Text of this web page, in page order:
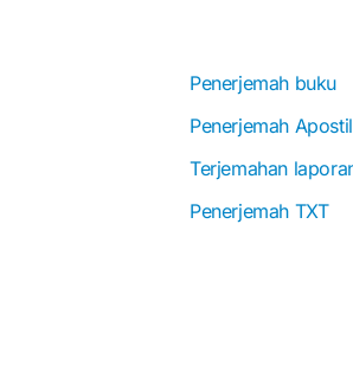
Penerjemah buku
Penerjemah
Terjemahan
Penerjemah TXT